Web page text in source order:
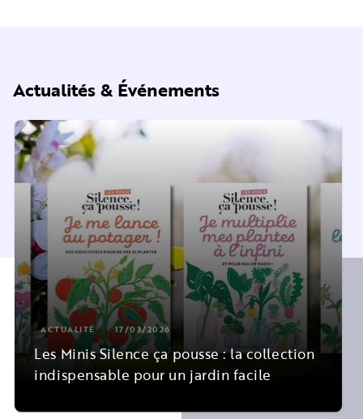
Actualités & Événements
ACTUALITÉ 17/03/2026
Les Minis Silence ça pousse : la collection
indispensable pour un jardin facile